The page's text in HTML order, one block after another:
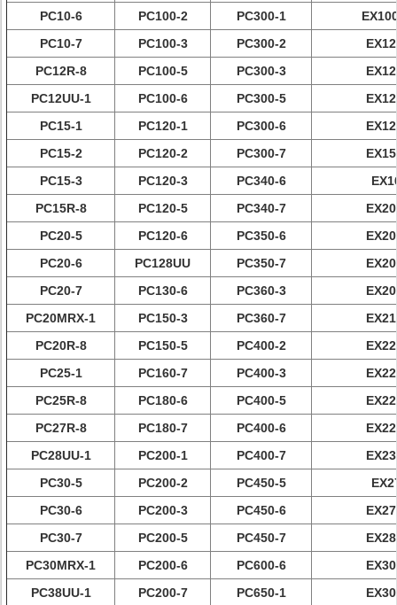
PC10-6
PC100-2 PC300-1
PC10-7
PC100-3 PC300-2
PC12R-8
PC100-5 PC300-3
PC12UU-1
PC100-6 PC300-5
PC15-1
PC120-1 PC300-6
PC15-2
PC120-2 PC300-7
PC15-3
PC120-3 PC340-6
PC15R-8
PC120-5 PC340-7
PC20-5
PC120-6 PC350-6
PC20-6
PC128UU PC350-7
PC20-7
PC130-6 PC360-3
PC20MRX-1
PC150-3 PC360-7
PC20R-8
PC150-5 PC400-2
PC25-1
PC160-7 PC400-3
PC25R-8
PC180-6 PC400-5
PC27R-8
PC180-7 PC400-6
PC28UU-1
PC200-1 PC400-7
PC30-5
PC200-2 PC450-5
PC30-6
PC200-3 PC450-6
PC30-7
PC200-5 PC450-7
PC30MRX-1
PC200-6 PC600-6
PC38UU-1
PC200-7 PC650-1